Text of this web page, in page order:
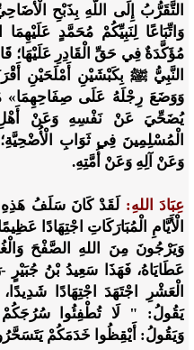
التَّقَرُّبُ إِلَى اللَّهِ بِذَبْحِ
وَاتِّبَاعًا لِنَبِيِّكُمْ مُحَمَّدٍ
مُؤَكَّدَةٌ فِي حَقِّ الْقَادِرِ عَلَيْهَا؛
النَّبِيُّ ﷺ بِكَبْشَيْنِ أَمْلَحَيْنِ
وَوَضَعَ رِجْلَهُ عَلَى صِفَاحِهِمَا»
يُضَحِّيَ عَنْ نَفْسِهِ وَعَنْ أَهْلِ
الْمُسْلِمِينَ فِي ثَوَابِ
وَعَنْ آلِهِ وَعَنْ أُمَّتِهِ.
عِبَادَ اللهِ: لَقَدْ كَانَ سَلَفُ هَذِهِ
الْأَيَّامِ الْمُبَارَكَاتِ اجْتِهَادًا
وَيَرْجُونَ مِنَ اللهِ الصَّفْحَ
عَطَايَاهُ، فَهَذَا سَعِيدُ بْنُ جُبَيْرٍ
الْعَشْرِ اجْتَهَدَ اجْتِهَادًا
يَقُولُ: " لَا تُطْفِئُوا سُرُجَكُمْ
وَيَقُولُ: أَيْقِظُوا خَدَمَكُمْ